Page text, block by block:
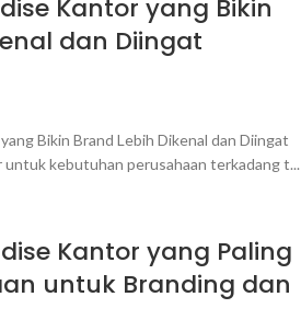
Kantor yang Bikin
dan Diingat
Bikin Brand Lebih Dikenal dan Diingat
kebutuhan perusahaan terkadang t...
Kantor yang Paling
untuk Branding dan